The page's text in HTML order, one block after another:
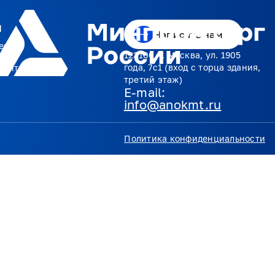
Написать нам
123100, г. Москва, ул. 1905
года, 7с1 (вход с торца здания,
третий этаж)
E-mail:
info@anokmt.ru
Политика конфиденциальности